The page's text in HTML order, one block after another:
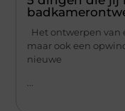
Het ontwerpen van
maar ook een
nieuwe